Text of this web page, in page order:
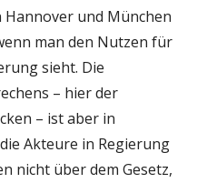
und München
man den Nutzen für
sieht. Die
– hier der
– ist aber in
Akteure in Regierung
nicht über dem Gesetz,